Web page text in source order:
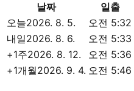
날짜 일출
오늘2026. 8. 5. 오전 5:32
내일2026. 8. 6. 오전 5:33
+1주2026. 8. 12. 오전 5:36
+1개월2026. 9. 4. 오전 5:46